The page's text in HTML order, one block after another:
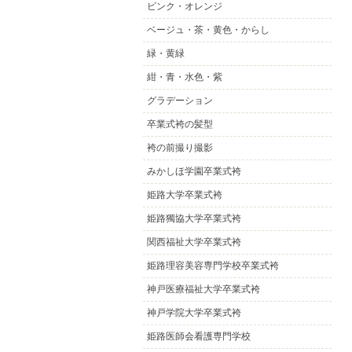
ピンク・オレンジ
ベージュ・茶・黄色・からし
緑・黄緑
紺・青・水色・紫
グラデーション
卒業式袴の髪型
袴の前撮り撮影
みかしほ学園卒業式袴
姫路大学卒業式袴
姫路獨協大学卒業式袴
関西福祉大学卒業式袴
姫路理容美容専門学校卒業式袴
神戸医療福祉大学卒業式袴
神戸学院大学卒業式袴
姫路医師会看護専門学校